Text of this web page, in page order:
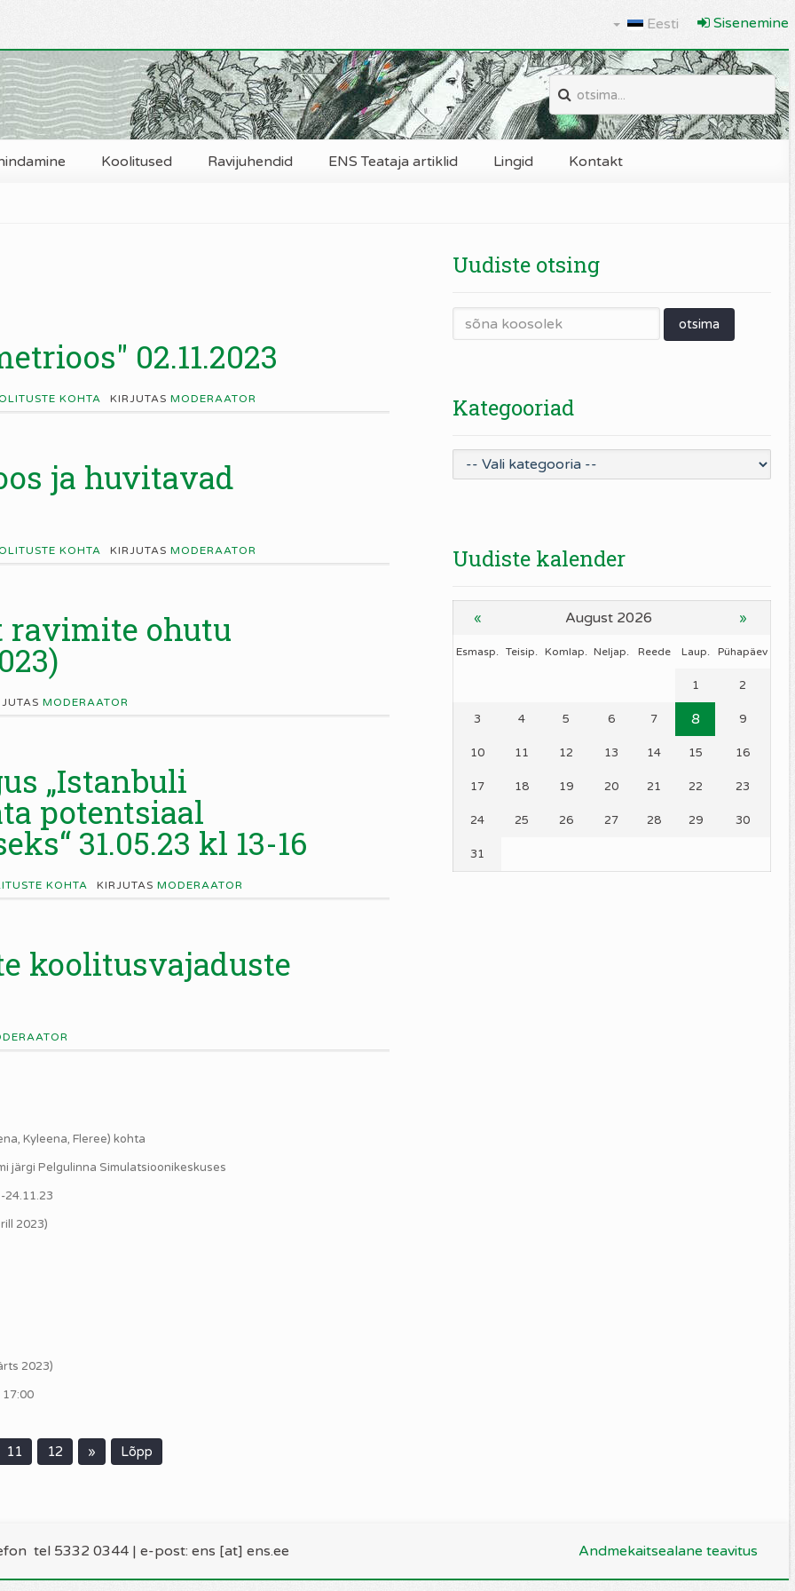
Eesti Sisenemine
Koolitused Ravijuhendid ENS Teataja artiklid Lingid Kontakt
02.11.2023
KOHTA KIRJUTAS MODERAATOR
ja huvitavad
KOHTA KIRJUTAS MODERAATOR
ravimite ohutu
MODERAATOR
„Istanbuli
potentsiaal
31.05.23 kl 13-16
KOHTA KIRJUTAS MODERAATOR
koolitusvajaduste
Kyleena, Fleree) kohta
järgi Pelgulinna Simulatsioonikeskuses
24.11.23
2023)
2023)
17:00
11 12 » Lõpp
Uudiste otsing
Kategooriad
Uudiste kalender
« August 2026 »
Esmasp. Teisip. Komlap. Neljap. Reede Laup. Pühapäev
1 2
3 4 5 6 7 8 9
10 11 12 13 14 15 16
17 18 19 20 21 22 23
24 25 26 27 28 29 30
31
tel 5332 0344 | e-post: ens [at] ens.ee Andmekaitsealane teavitus